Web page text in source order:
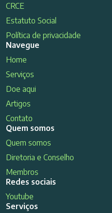
CRCE
Estatuto Social
Política de privacidade
Navegue
Home
Serviços
Doe aqui
Artigos
Contato
Quem somos
Quem somos
Diretoria e Conselho
Membros
Redes sociais
Youtube
Serviços